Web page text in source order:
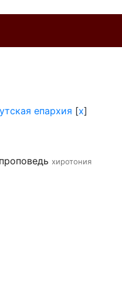
епархия [x]
проповедь хиротония